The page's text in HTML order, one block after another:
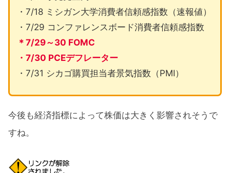
・7/18 ミシガン大学消費者信頼感指数（速報値）
・7/29 コンファレンスボード消費者信頼感指数
＊7/29～30 FOMC
・7/30 PCEデフレーター
・7/31 シカゴ購買担当者景気指数（PMI）
今後も経済指標によって株価は大きく影響されそうで
すね。